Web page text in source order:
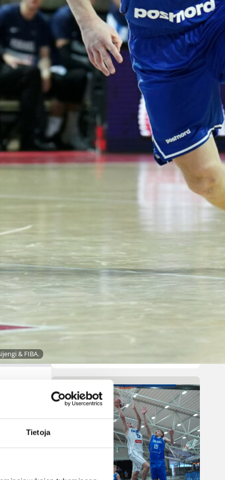
Tietoja
& FIBA.
Susiladiesin
puolustus
rautaa
Tukholmassa
–
harvinaislaatu
inen voitto
Liettuasta
Susiladies nappasi
harvinaislaatuisen voiton
Liettuasta Tukholmassa
pelatussa maaottelussa.
Susiladies voitti vakuuttavasti
Liettuan 81-70 (48-36) Elina
Aarnisalon 22 pisteen
johdattamana. Suomi pelaa
Tukholmassa vielä toisen
ottelun, kun huomenna vastaan